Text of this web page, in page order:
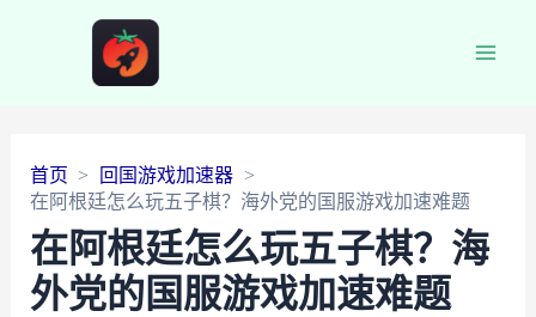
首页
回国游戏加速器
在阿根廷怎么玩五子棋？海外党的国服游戏加速难题
在阿根廷怎么玩五子棋？海
外党的国服游戏加速难题